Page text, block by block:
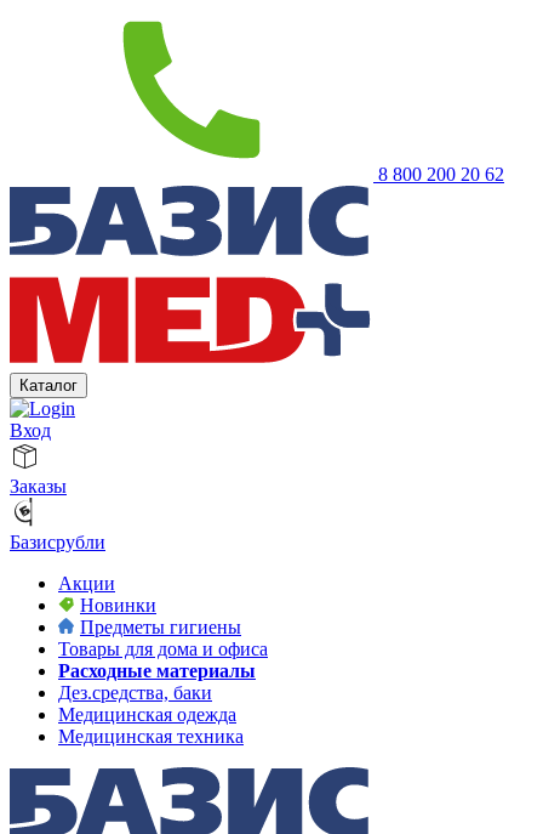
8 800 200 20 62
Каталог
Вход
Заказы
Базисрубли
Акции
Новинки
Предметы гигиены
Товары для дома и офиса
Расходные материалы
Дез.средства, баки
Медицинская одежда
Медицинская техника